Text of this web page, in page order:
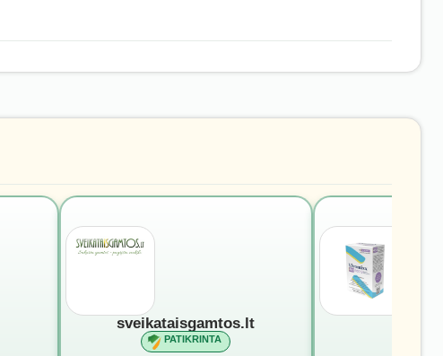
sveikataisgamtos.lt
PATIKRINTA